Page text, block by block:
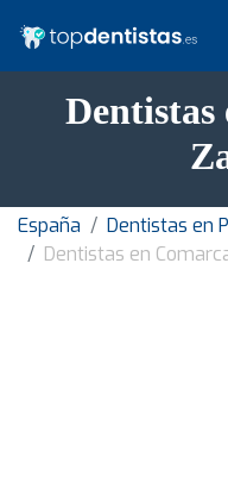
Dentistas
España
Dentistas en
Dentistas en